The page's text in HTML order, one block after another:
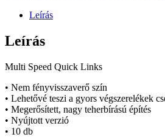
Leírás
Leírás
Multi Speed Quick Links
• Nem fényvisszaverő szín
• Lehetővé teszi a gyors végszerelékek
• Megerősített, nagy teherbírású építés
• Nyújtott verzió
• 10 db